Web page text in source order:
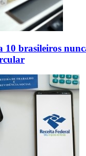
10 brasileiros